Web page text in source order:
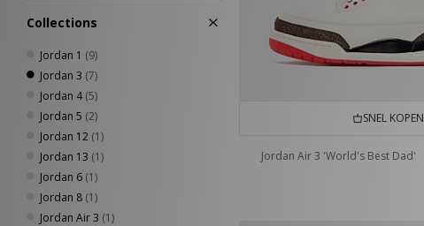
44(4)
44.5(2)
45(3)
45.5(3)
46(2)
47(1)
47.5(2)
Collections
Jordan 1 (9)
Jordan 3 (7)
Jordan 4(5)
Jordan 5 (2)
Jordan 12 (1)
Jordan 13 (1)
Jordan 6 (1)
Jordan 8 (1)
Jordan Air 3 (1)
SNEL KOPEN
Jordan Air 3 'World's Best Dad'